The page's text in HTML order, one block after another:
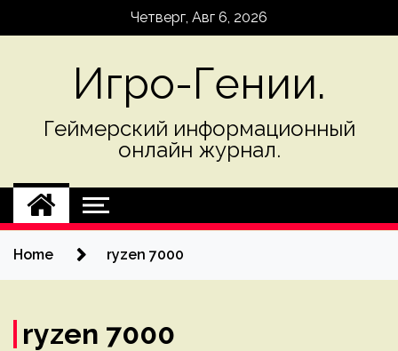
Четверг, Авг 6, 2026
Игро-Гении.
Геймерский информационный
онлайн журнал.
Home ryzen 7000
ryzen 7000